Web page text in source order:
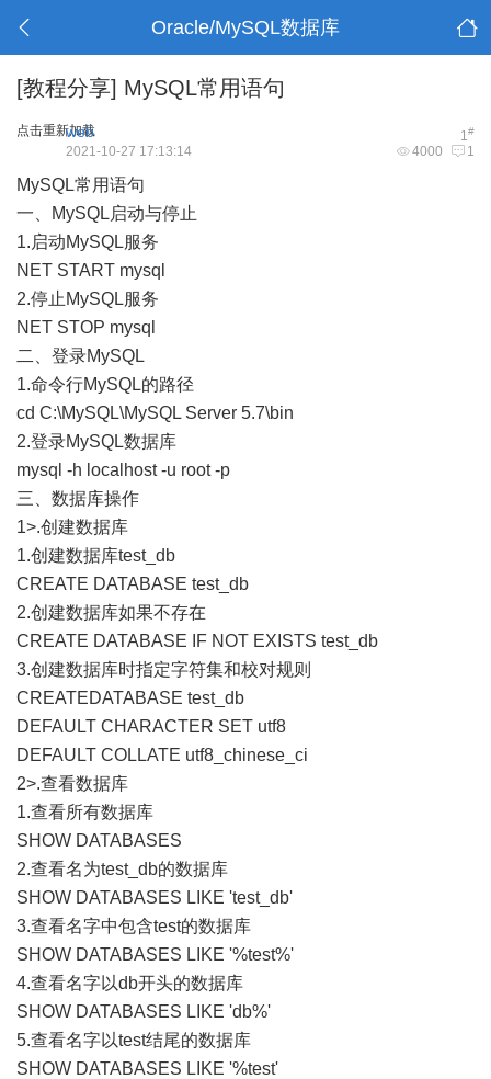
Oracle/MySQL数据库
[教程分享] MySQL常用语句
点击重新加载 1#
web
4000 1
2021-10-27 17:13:14
MySQL常用语句
一、MySQL启动与停止
1.启动MySQL服务
NET START mysql
2.停止MySQL服务
NET STOP mysql
二、登录MySQL
1.命令行MySQL的路径
cd C:\MySQL\MySQL Server 5.7\bin
2.登录MySQL数据库
mysql -h localhost -u root -p
三、数据库操作
1>.创建数据库
1.创建数据库test_db
CREATE DATABASE test_db
2.创建数据库如果不存在
CREATE DATABASE IF NOT EXISTS test_db
3.创建数据库时指定字符集和校对规则
CREATEDATABASE test_db
DEFAULT CHARACTER SET utf8
DEFAULT COLLATE utf8_chinese_ci
2>.查看数据库
1.查看所有数据库
SHOW DATABASES
2.查看名为test_db的数据库
SHOW DATABASES LIKE 'test_db'
3.查看名字中包含test的数据库
SHOW DATABASES LIKE '%test%'
4.查看名字以db开头的数据库
SHOW DATABASES LIKE 'db%'
5.查看名字以test结尾的数据库
SHOW DATABASES LIKE '%test'